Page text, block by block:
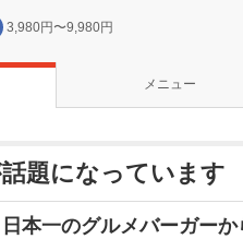
3,980円〜9,980円
メニュー
題になっています
本一のグルメバーガー